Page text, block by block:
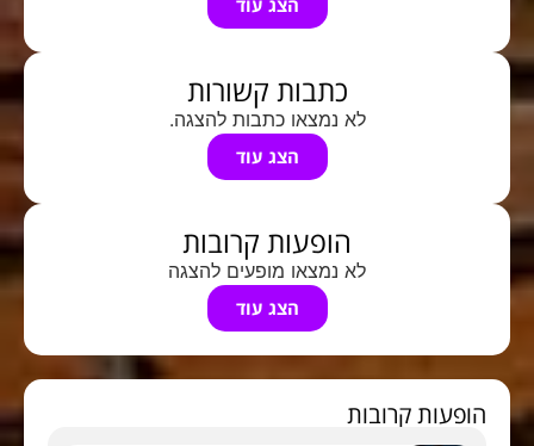
כתבות קשורות
לא נמצאו כתבות להצגה.
הצג עוד
הופעות קרובות
לא נמצאו מופעים להצגה
הצג עוד
הופעות קרובות